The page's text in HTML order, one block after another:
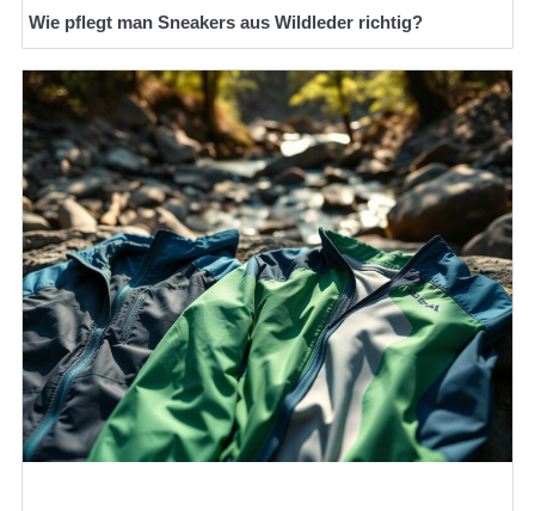
Wie pflegt man Sneakers aus Wildleder richtig?